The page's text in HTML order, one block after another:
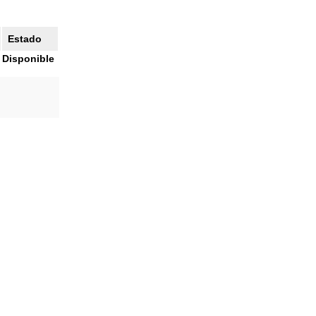
Estado
Disponible